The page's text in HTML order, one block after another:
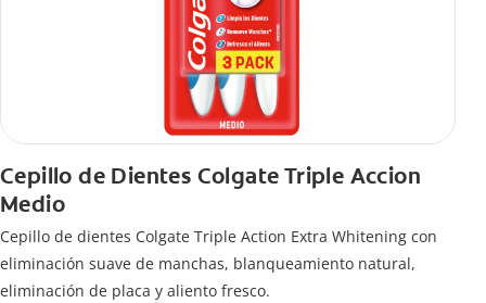
Cepillo de Dientes Colgate Triple Accion
Medio
Cepillo de dientes Colgate Triple Action Extra Whitening con
eliminación suave de manchas, blanqueamiento natural,
eliminación de placa y aliento fresco.